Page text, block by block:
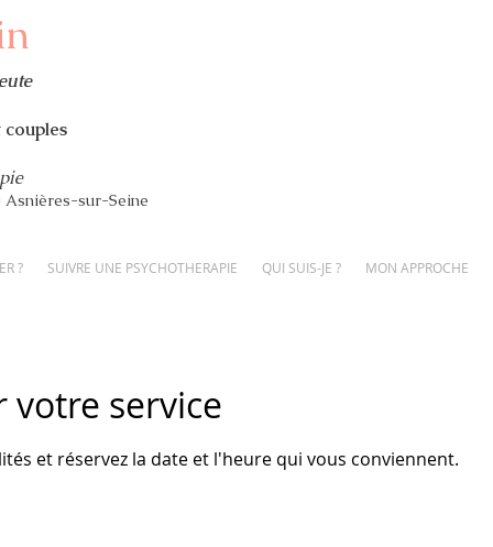
Asnières-sur-Seine
? SUIVRE UNE PSYCHOTHERAPIE QUI SUIS-JE ? MON APPROCHE
votre service
et réservez la date et l'heure qui vous conviennent.